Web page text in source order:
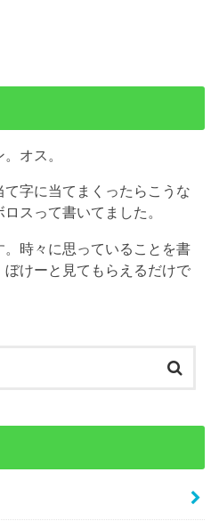
オス。
字に当てまくったらこうな
スって書いてました。
時々に思っていることを書
けーと見てもらえるだけで